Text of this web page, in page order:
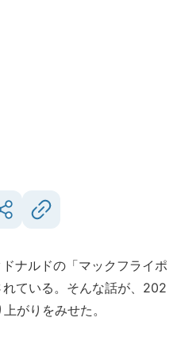
ナルドの「マックフライポ
ている。そんな話が、202
がりをみせた。